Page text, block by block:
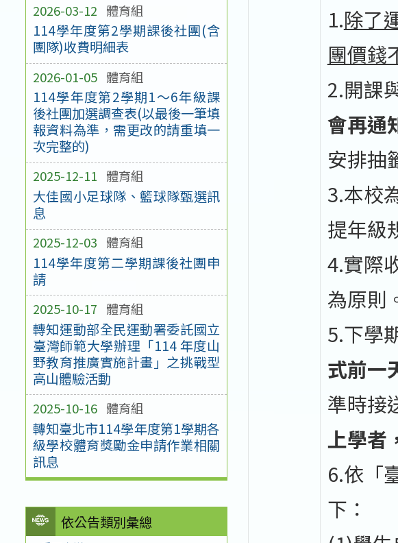
2026-03-12 體育組
114學年度第2學期課後社團(含
團隊)收費明細表
2026-01-05 體育組
114學年度第2學期1～6年級課
後社團加選調查表(以最後一筆填
報資料為準，需更改的請重填一
次完整的)
2025-12-11 體育組
大佳國小足球隊、籃球隊甄選訊
息
2025-12-03 體育組
114學年度第二學期課後社團申
請
2025-10-17 體育組
轉知運動部全民運動署委託國立
臺灣師範大學辦理「114 年度山
野教育推廣實施計畫」之挑戰型
高山體驗活動
2025-10-16 體育組
轉知臺北市114學年度第1學期各
級學校體育獎勵金申請作業相關
訊息
依公告類別彙總
1.除了
團價錢
2.開課
會再通
安排抽
3.本校
提年級
4.實際
為原則
5.下學
式前一
準時接
上學者
6.依「
下：